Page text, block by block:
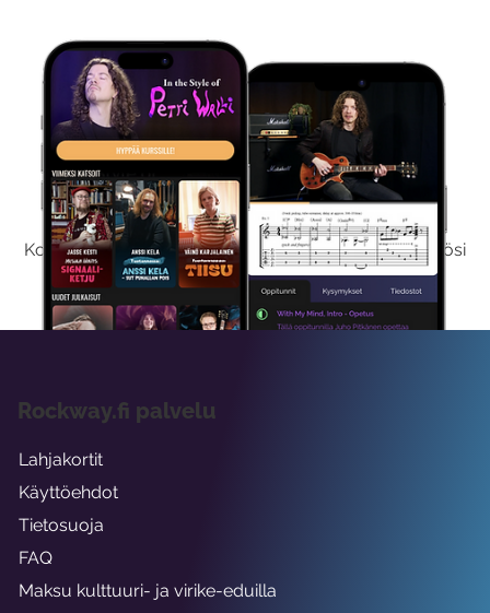
Kokeile Ilmaiseksi
Kokeilemalla ilmaiseksi saat koko sisältömme käyttöösi
viikon ajaksi.
Rockway.fi palvelu
Lahjakortit
Käyttöehdot
Tietosuoja
FAQ
Maksu kulttuuri- ja virike-eduilla